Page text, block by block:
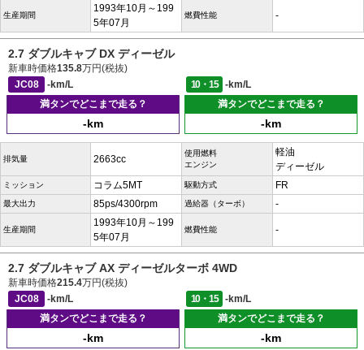
生産期間
1993年10月～199
5年07月
燃費性能 -
2.7 ダブルキャブ DX ディーゼル
新車時価格135.8万円(税抜)
JC08
-km/L 10・15
-km/L
満タンでどこまで走る？
-km
満タンでどこまで走る？
-km
排気量 2663cc
使用燃料
エンジン
軽油
ディーゼル
ミッション コラム5MT 駆動方式 FR
最大出力 85ps/4300rpm 過給器（ターボ） -
生産期間
1993年10月～199
5年07月
燃費性能 -
2.7 ダブルキャブ AX ディーゼルターボ 4WD
新車時価格215.4万円(税抜)
JC08
-km/L 10・15
-km/L
満タンでどこまで走る？
-km
満タンでどこまで走る？
-km